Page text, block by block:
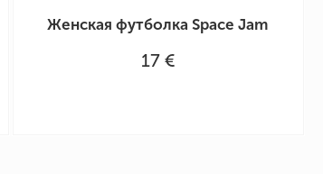
Женская футболка Space Jam
17 €